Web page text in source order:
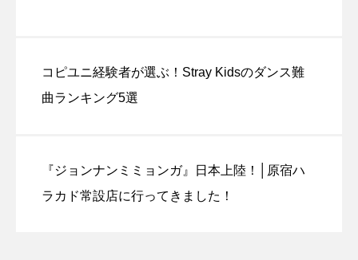
コピユニ経験者が選ぶ！Stray Kidsのダンス難
曲ランキング5選
『ジョンナンミミョンガ』日本上陸！│原宿ハ
ラカド常設店に行ってきました！